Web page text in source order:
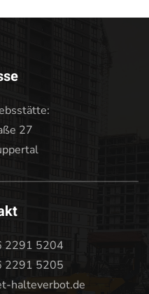
27
2291 5204
2291 5205
halteverbot.de